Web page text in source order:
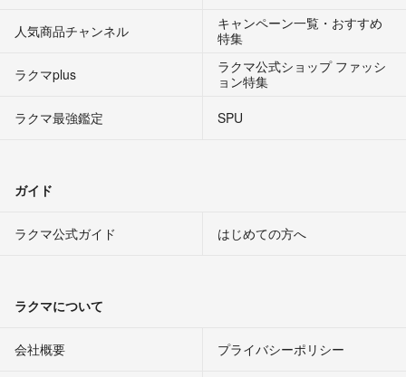
人気商品チャンネル
キャンペーン一覧・おすすめ
特集
ラクマplus
ラクマ公式ショップ ファッシ
ョン特集
ラクマ最強鑑定
SPU
ガイド
ラクマ公式ガイド はじめての方へ
ラクマについて
会社概要 プライバシーポリシー